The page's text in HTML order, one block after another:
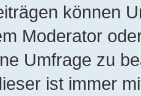
können
Moderator
Umfrage zu
ist immer